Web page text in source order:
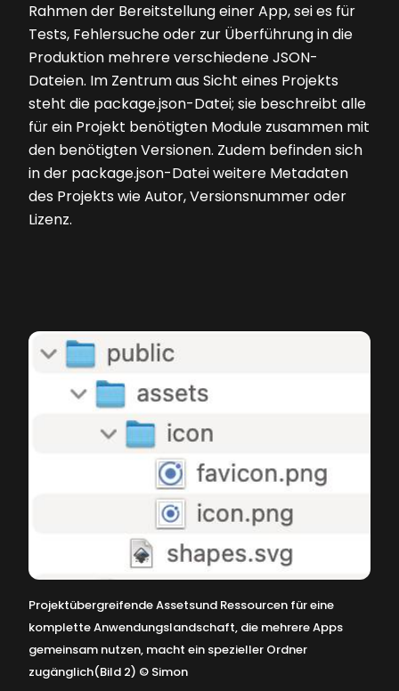
Rahmen der Bereitstellung einer App, sei es für
Tests, Fehlersuche oder zur Überführung in die
Produktion mehrere verschiedene JSON-
Dateien. Im Zentrum aus Sicht eines Projekts
steht die package.json-Datei; sie beschreibt alle
für ein Projekt benötigten Module zusammen mit
den benötigten Versionen. Zudem befinden sich
in der package.json-Datei weitere Metadaten
des Projekts wie Autor, Versionsnummer oder
Lizenz.
Projektübergreifende Assetsund Ressourcen für eine
komplette Anwendungslandschaft, die mehrere Apps
gemeinsam nutzen, macht ein spezieller Ordner
zugänglich(Bild 2) © Simon